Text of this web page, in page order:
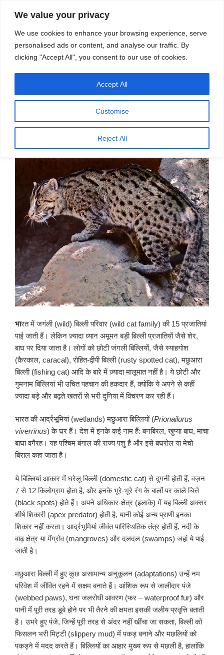
We value your privacy
We use cookies to enhance your browsing experience, serve
personalised ads or content, and analyse our traffic. By
clicking "Accept All", you consent to our use of cookies.
Customise
Reject All
Accept All
स्रोत
मेनू
प्रकाशित
मछुआरा बिल्ली की खोज में
डॉ.डी.बालसुब्रमण्यन,सुशील चंदानी
भारत में जगंली (wild) बिल्ली परिवार (wild cat family) की 15 प्रजातियां
पाई जाती हैं। लेकिन ज़्यादा ध्यान अमूमन बड़ी बिल्ली प्रजातियों जैसे शेर,
बाघ पर दिया जाता है। लोगों को छोटी जंगली बिल्लियों, जैसे स्याहगोश
(कैरकाल, caracal), रोहित-द्वीपी बिल्ली (rusty spotted cat), मछुआरा
बिल्ली (fishing cat) आदि के बारे में ज़्यादा मालूमात नहीं है। ये छोटी और
गुमनाम बिल्लियां भी उचित पहचान की हकदार हैं, क्योंकि ये अपने से कहीं
ज़्यादा बड़े और बढ़ते खतरों से भरी दुनिया में विचरण कर रही हैं।
भारत की आर्द्रभूमियां (wetlands) मछुआरा बिल्लियों (Prionailurus
viverrinus) के घर हैं। देश में इनके कई नाम हैं: बनबिरल, खुप्या बाघ, माचा
बाघा वगैरह। यह पश्चिम बंगाल की राज्य पशु है और इसे बघरोल या मेचो
बिराल कहा जाता है।
ये बिल्लियां आकार में घरेलू बिल्ली (domestic cat) से दुगनी होती हैं, वज़न
7 से 12 किलोग्राम होता है, और इनके भूरे-भूरे रंग के बालों पर काले चित्ते
(black spots) होते हैं। अपने अधिकार-क्षेत्र (इलाके) में यह बिल्ली अक्सर
शीर्ष शिकारी (apex predator) होती है, यानी कोई अन्य प्राणी इनका
शिकार नहीं करता। आर्द्रभूमियां जीवंत पारिस्थितिक तंत्र होती हैं, नदी के
बाढ़ क्षेत्र या मैंग्रोव (mangroves) और दलदल (swamps) जहां ये पाई
जाती है।
मछुआरा बिल्ली में हुए कुछ असामान्य अनुकूलन (adaptations) उन्हें नम
परिवेश में जीवित रहने में सक्षम बनाते हैं। आंशिक रूप से जालीदार पंजे
(webbed paws), घना जलरोधी आवरण (फर – waterproof fur) और
पानी में पूरी तरह डूबे होने पर भी तैरने की क्षमता इसकी जलीय प्रवृत्ति बताती
है। उभरे हुए पंजे, जिन्हें पूरी तरह से अंदर नहीं खींचा जा सकता, बिल्ली को
फिसलन भरी मिट्टी (slippery mud) में पकड़ बनाने और मछलियों को
पकड़ने में मदद करते हैं। बिल्लियों का आहार मुख्य रूप से मछली है, हालांकि